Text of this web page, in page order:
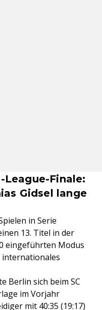
League-Finale:
Gidsel lange
in Serie
13. Titel in der
eingeführten Modus
internationales
Berlin sich beim SC
im Vorjahr
mit 40:35 (19:17)